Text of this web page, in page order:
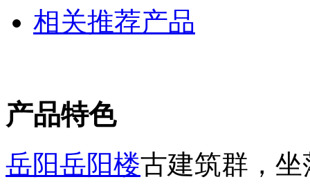
相关推荐产品
产品特色
岳阳岳阳楼古建筑群，坐